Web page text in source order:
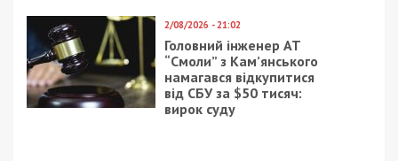
2/08/2026 - 21:02
Головний інженер АТ
“Смоли” з Кам’янського
намагався відкупитися
від СБУ за $50 тисяч:
вирок суду